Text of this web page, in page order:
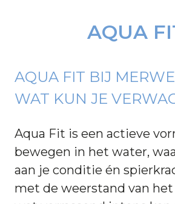
AQUA
AQUA FIT BIJ
WAT KUN JE
Aqua Fit is een actieve
bewegen in het water,
aan je conditie én
met de weerstand van